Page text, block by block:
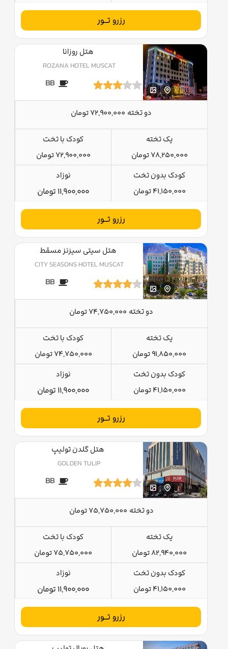
رزرو تــور
هتل روزانا
ROZANA HOTEL MUSCAT
BB
دو تخته 72,900,000 تومان
یک تخته
78,250,000 تومان
کودک با تخت
72,900,000 تومان
کودک بدون تخت
41,150,000 تومان
نوزاد
11,900,000 تومان
رزرو تــور
هتل سیتی سیزنز مسقط
CITY SEASONS HOTEL MUSCAT
BB
دو تخته 74,750,000 تومان
یک تخته
91,850,000 تومان
کودک با تخت
74,750,000 تومان
کودک بدون تخت
41,150,000 تومان
نوزاد
11,900,000 تومان
رزرو تــور
هتل گلدن تولیپ
GOLDEN TULIP
BB
دو تخته 75,750,000 تومان
یک تخته
82,940,000 تومان
کودک با تخت
75,750,000 تومان
کودک بدون تخت
41,150,000 تومان
نوزاد
11,900,000 تومان
رزرو تــور